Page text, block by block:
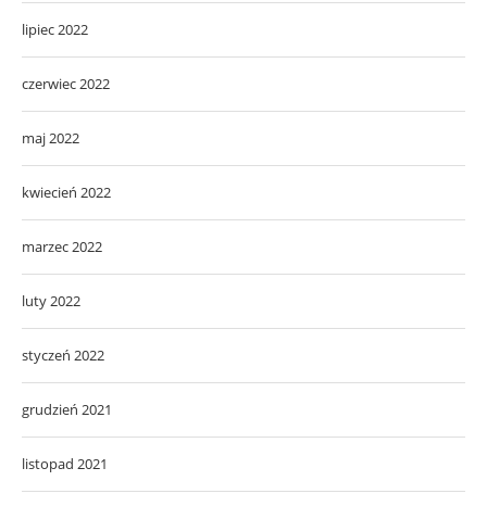
lipiec 2022
czerwiec 2022
maj 2022
kwiecień 2022
marzec 2022
luty 2022
styczeń 2022
grudzień 2021
listopad 2021